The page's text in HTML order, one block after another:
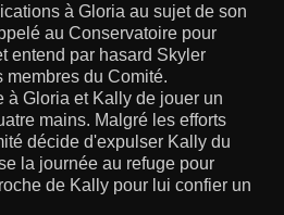
à Gloria au sujet de son
au Conservatoire pour
entend par hasard Skyler
du Comité.
à Gloria et Kally de jouer un
mains. Malgré les efforts
décide d'expulser Kally du
la journée au refuge pour
de Kally pour lui confier un